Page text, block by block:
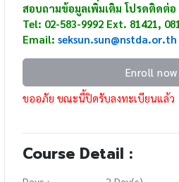
สอบถามข้อมูลเพิ่มเติม โปรดติดต่อ
Tel: 02-583-9992 Ext. 81421,
Email:seksun.sun@nstda.or.th
Enroll now
ขออภัย ขณะนี้ปิดรับลงทะเบียนแล้ว
Course Detail :